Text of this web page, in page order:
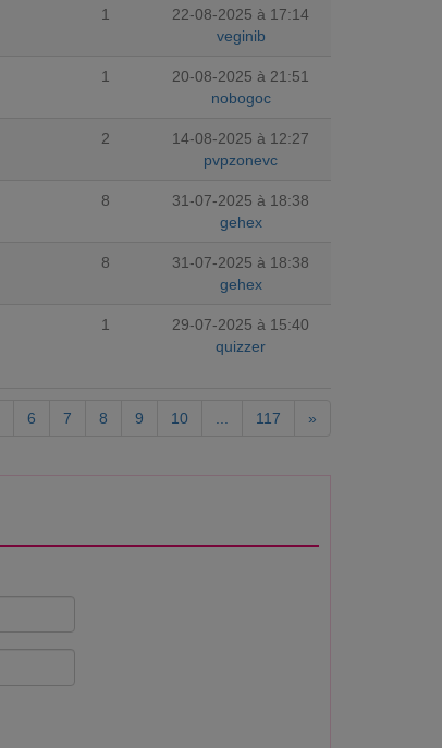
1
22-08-2025 à 17:14
veginib
1
20-08-2025 à 21:51
nobogoc
2
14-08-2025 à 12:27
pvpzonevc
8
31-07-2025 à 18:38
gehex
8
31-07-2025 à 18:38
gehex
1
29-07-2025 à 15:40
quizzer
6 7 8 9 10 117 »